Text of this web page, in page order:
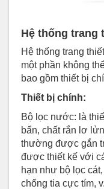
Hệ thống trang
Hệ thống trang
một phần không
bao gồm thiết bị
Thiết bị chính:
Bộ lọc nước: là
bẩn, chất rắn lơ
thường được gắn
được thiết kế với
hạn như bộ lọc
chống tia cực tím,